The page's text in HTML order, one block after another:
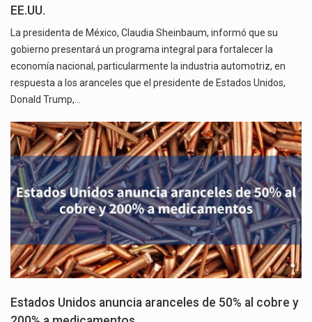
EE.UU.
La presidenta de México, Claudia Sheinbaum, informó que su
gobierno presentará un programa integral para fortalecer la
economía nacional, particularmente la industria automotriz, en
respuesta a los aranceles que el presidente de Estados Unidos,
Donald Trump,…
Estados Unidos anuncia aranceles de 50% al cobre y